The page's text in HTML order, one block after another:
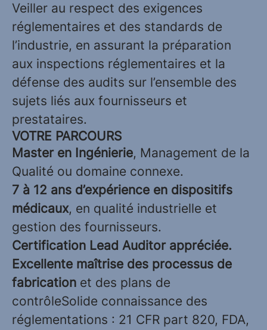
Veiller au respect des exigences
réglementaires et des standards de
l’industrie, en assurant la préparation
aux inspections réglementaires et la
défense des audits sur l’ensemble des
sujets liés aux fournisseurs et
prestataires.
VOTRE PARCOURS
Master en Ingénierie, Management de la
Qualité ou domaine connexe.
7 à 12 ans d’expérience en dispositifs
médicaux, en qualité industrielle et
gestion des fournisseurs.
Certification Lead Auditor appréciée.
Excellente maîtrise des processus de
fabrication et des plans de
contrôleSolide connaissance des
réglementations : 21 CFR part 820, FDA,